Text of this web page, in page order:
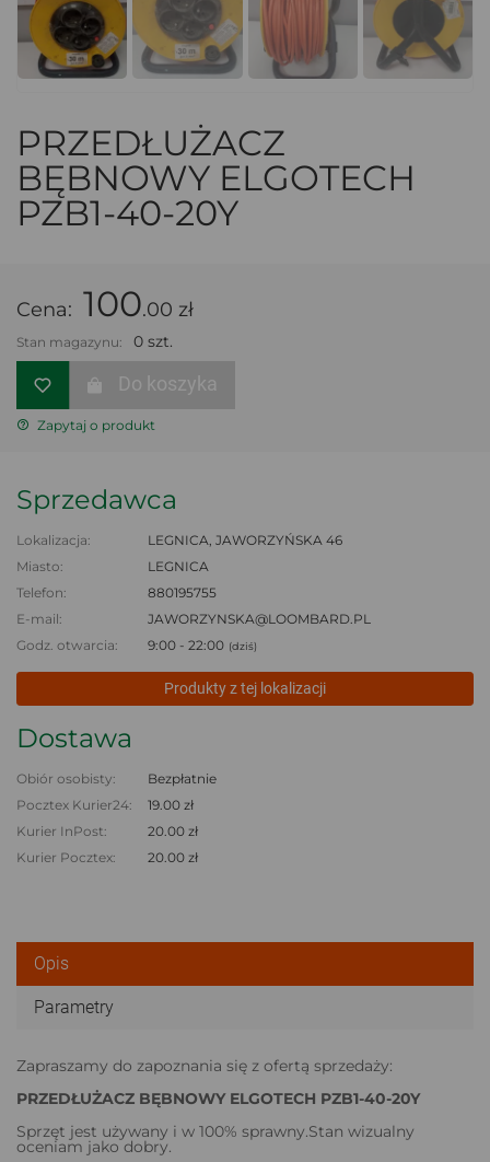
PRZEDŁUŻACZ
BĘBNOWY ELGOTECH
PZB1-40-20Y
Cena: 100.00 zł
Stan magazynu: 0 szt.
Do koszyka
Zapytaj o produkt
Sprzedawca
Lokalizacja:
LEGNICA, JAWORZYŃSKA 46
Miasto:
LEGNICA
Telefon:
880195755
E-mail:
JAWORZYNSKA@LOOMBARD.PL
Godz. otwarcia:
9:00 - 22:00 (dziś)
Produkty z tej lokalizacji
Dostawa
Obiór osobisty:
Bezpłatnie
Pocztex Kurier24:
19.00 zł
Kurier InPost:
20.00 zł
Kurier Pocztex:
20.00 zł
Opis
Parametry
Zapraszamy do zapoznania się z ofertą sprzedaży:
PRZEDŁUŻACZ BĘBNOWY ELGOTECH PZB1-40-20Y
Sprzęt jest używany i w 100% sprawny.Stan wizualny
oceniam jako dobry.